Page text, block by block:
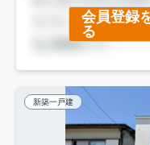
会員登録
る
新築一戸建